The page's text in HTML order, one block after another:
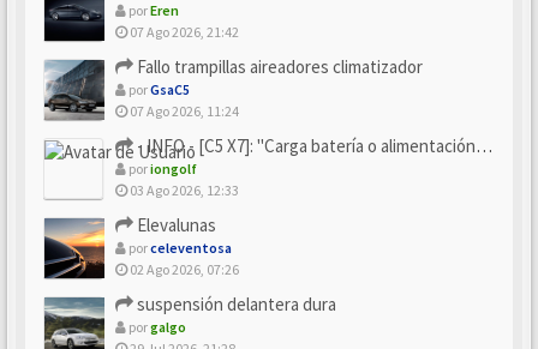
porEren
07 Ago 2026, 21:42
Fallo trampillas aireadores climatizador
porGsaC5
07 Ago 2026, 11:24
- INFO - [C5 X7]: "Carga batería o alimentación eléctri...
poriongolf
03 Ago 2026, 12:33
Elevalunas
porceleventosa
02 Ago 2026, 07:26
suspensión delantera dura
porgalgo